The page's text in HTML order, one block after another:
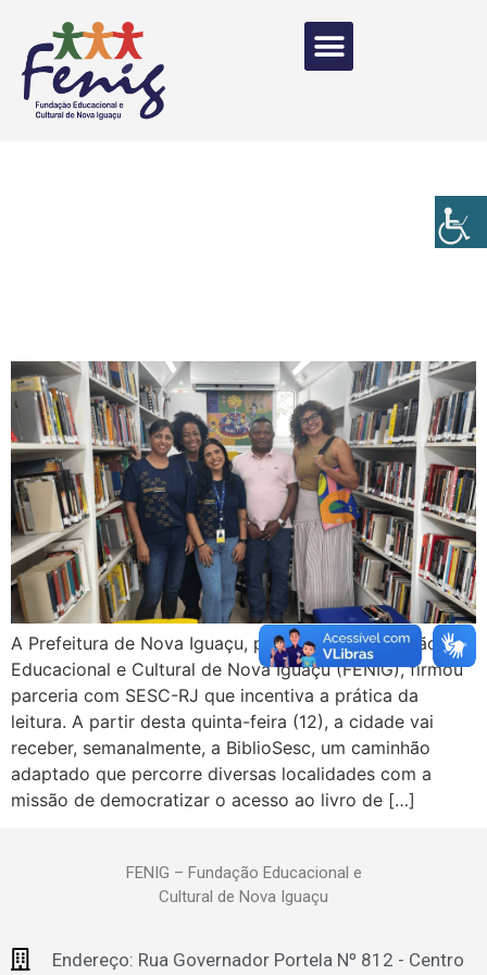
A Prefeitura de Nova Iguaçu, por meio da Fundação
Educacional e Cultural de Nova Iguaçu (FENIG), firmou
parceria com SESC-RJ que incentiva a prática da
leitura. A partir desta quinta-feira (12), a cidade vai
receber, semanalmente, a BiblioSesc, um caminhão
adaptado que percorre diversas localidades com a
missão de democratizar o acesso ao livro de […]
FENIG – Fundação Educacional e
Cultural de Nova Iguaçu
Endereço: Rua Governador Portela Nº 812 - Centro